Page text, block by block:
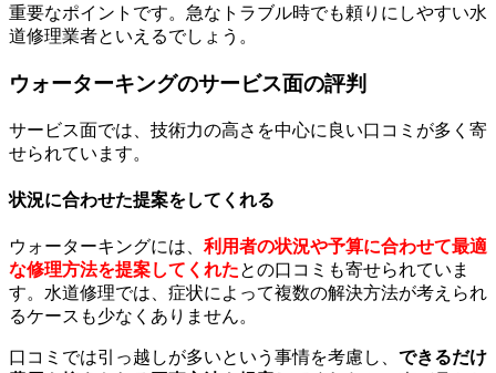
重要なポイントです。急なトラブル時でも頼りにしやすい水
道修理業者といえるでしょう。
ウォーターキングのサービス面の評判
サービス面では、技術力の高さを中心に良い口コミが多く寄
せられています。
状況に合わせた提案をしてくれる
ウォーターキングには、 利用者の状況や予算に合わせて最適
な修理方法を提案してくれたとの口コミも寄せられていま
す。水道修理では、症状によって複数の解決方法が考えられ
るケースも少なくありません。
口コミでは引っ越しが多いという事情を考慮し、 できるだけ